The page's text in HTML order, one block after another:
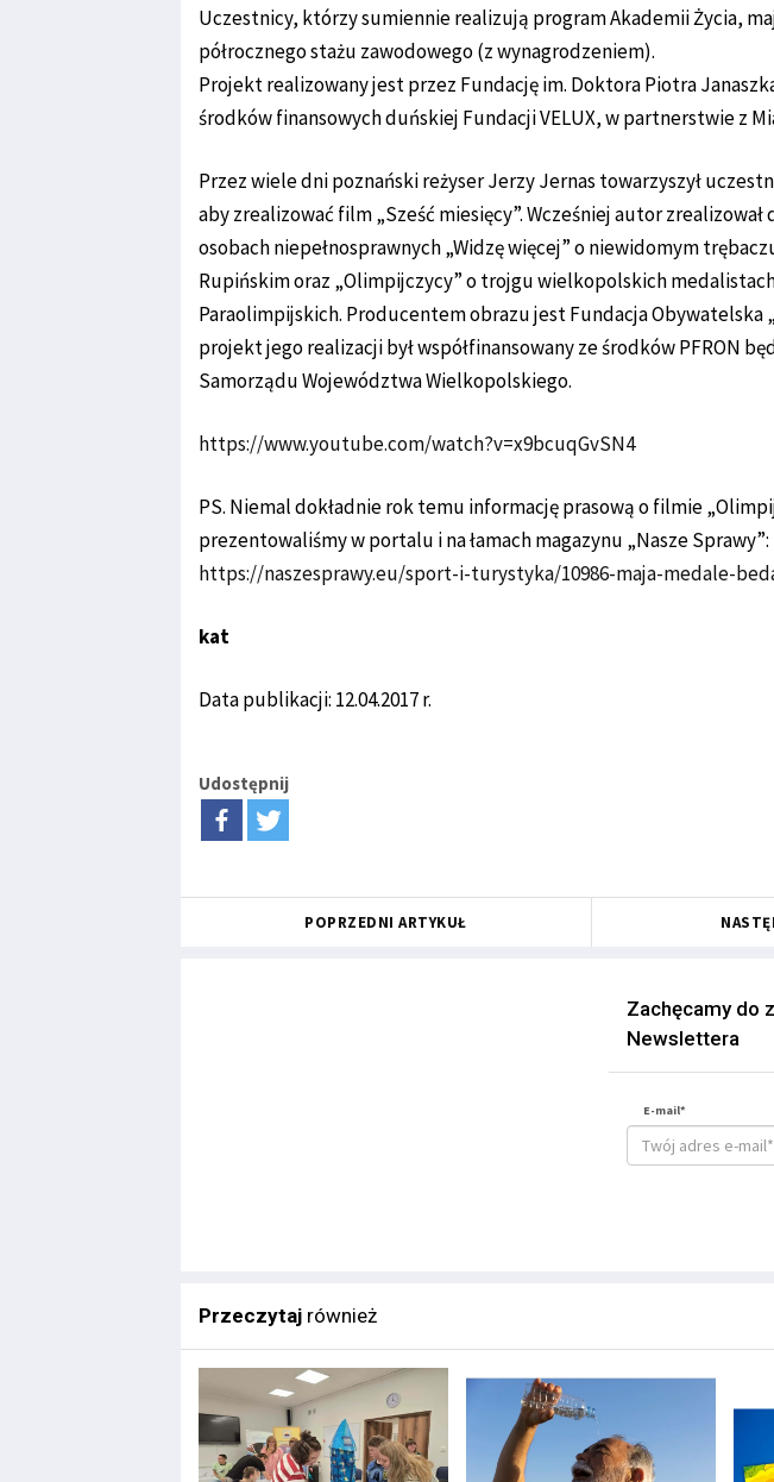
Uczestnicy, którzy sumiennie realizują program Akademii Życia,
półrocznego stażu zawodowego (z wynagrodzeniem).
Projekt realizowany jest przez Fundację im. Doktora Piotra
środków finansowych duńskiej Fundacji VELUX, w partnerstwie z
Przez wiele dni poznański reżyser Jerzy Jernas towarzyszył
aby zrealizować film „Sześć miesięcy”. Wcześniej autor zrealizował
osobach niepełnosprawnych „Widzę więcej” o niewidomym
Rupińskim oraz „Olimpijczycy” o trojgu wielkopolskich
Paraolimpijskich. Producentem obrazu jest Fundacja Obywatelska
projekt jego realizacji był współfinansowany ze środków PFRON
Samorządu Województwa Wielkopolskiego.
https://www.youtube.com/watch?v=x9bcuqGvSN4
PS. Niemal dokładnie rok temu informację prasową o filmie
prezentowaliśmy w portalu i na łamach magazynu „Nasze Sprawy”:
https://naszesprawy.eu/sport-i-turystyka/10986-maja-medale-
kat
Data publikacji: 12.04.2017 r.
Udostępnij
POPRZEDNI ARTYKUŁ
Zachęcamy do
Newslettera
E-mail*
Przeczytaj również